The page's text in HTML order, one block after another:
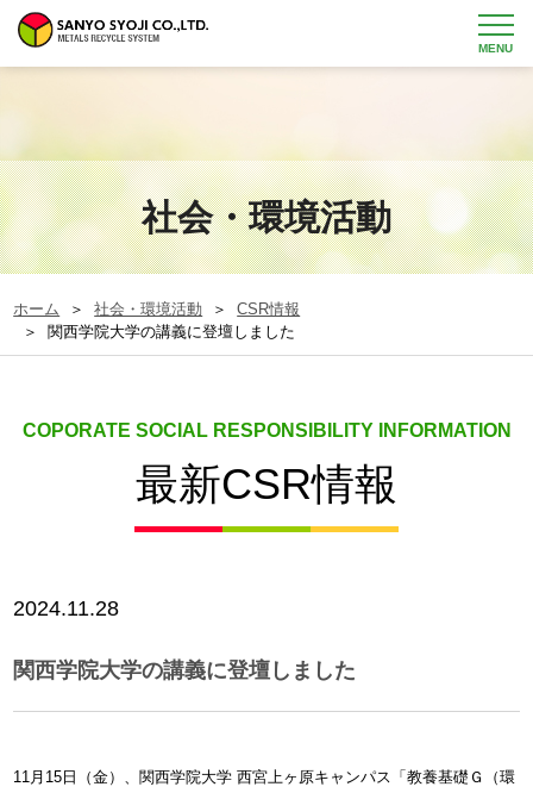
MENU
社会・環境活動
ホーム ＞社会・環境活動 ＞CSR情報
＞ 関西学院大学の講義に登壇しました
COPORATE SOCIAL RESPONSIBILITY INFORMATION
最新CSR情報
2024.11.28
関西学院大学の講義に登壇しました
11月15日（金）、関西学院大学 西宮上ヶ原キャンパス「教養基礎Ｇ（環